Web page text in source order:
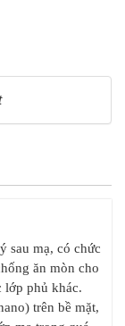
sau mạ, có chức
ăn mòn cho
lớp phủ khác.
trên bề mặt,